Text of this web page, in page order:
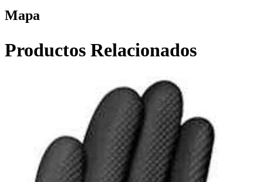
Mapa
Productos Relacionados